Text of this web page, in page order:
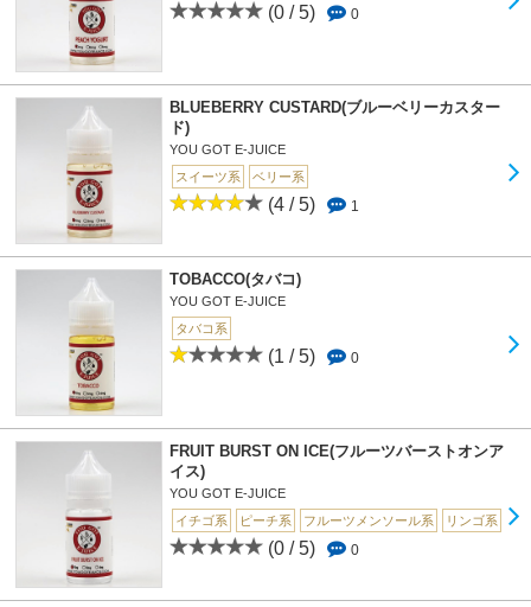
(0 / 5) 0
BLUEBERRY CUSTARD(ブルーベリーカスター
ド)
YOU GOT E-JUICE
スイーツ系
ベリー系
(4 / 5) 1
TOBACCO(タバコ)
YOU GOT E-JUICE
タバコ系
(1 / 5) 0
FRUIT BURST ON ICE(フルーツバーストオンア
イス)
YOU GOT E-JUICE
イチゴ系
ピーチ系 フルーツメンソール系 リンゴ系
(0 / 5) 0